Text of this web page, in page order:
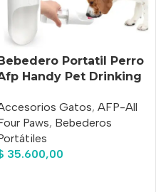
Bebedero Portatil Perro
Handy Pet Drinking
Gatos, AFP-All
Paws, Bebederos
35.600,00